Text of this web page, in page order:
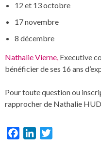
12 et 13 octobre
17 novembre
8 décembre
Nathalie Vierne, Executive
bénéficier de ses 16 ans
Pour toute question ou
rapprocher de Nathalie
FacebookLinkedIn